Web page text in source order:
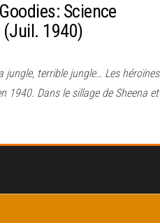
Science
1940)
jungle, terrible jungle… Les héroïnes
1940. Dans le sillage de Sheena et